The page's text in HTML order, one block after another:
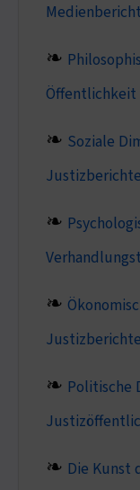
Öffentlichkeit
Soziale
Politische
Die Kunst